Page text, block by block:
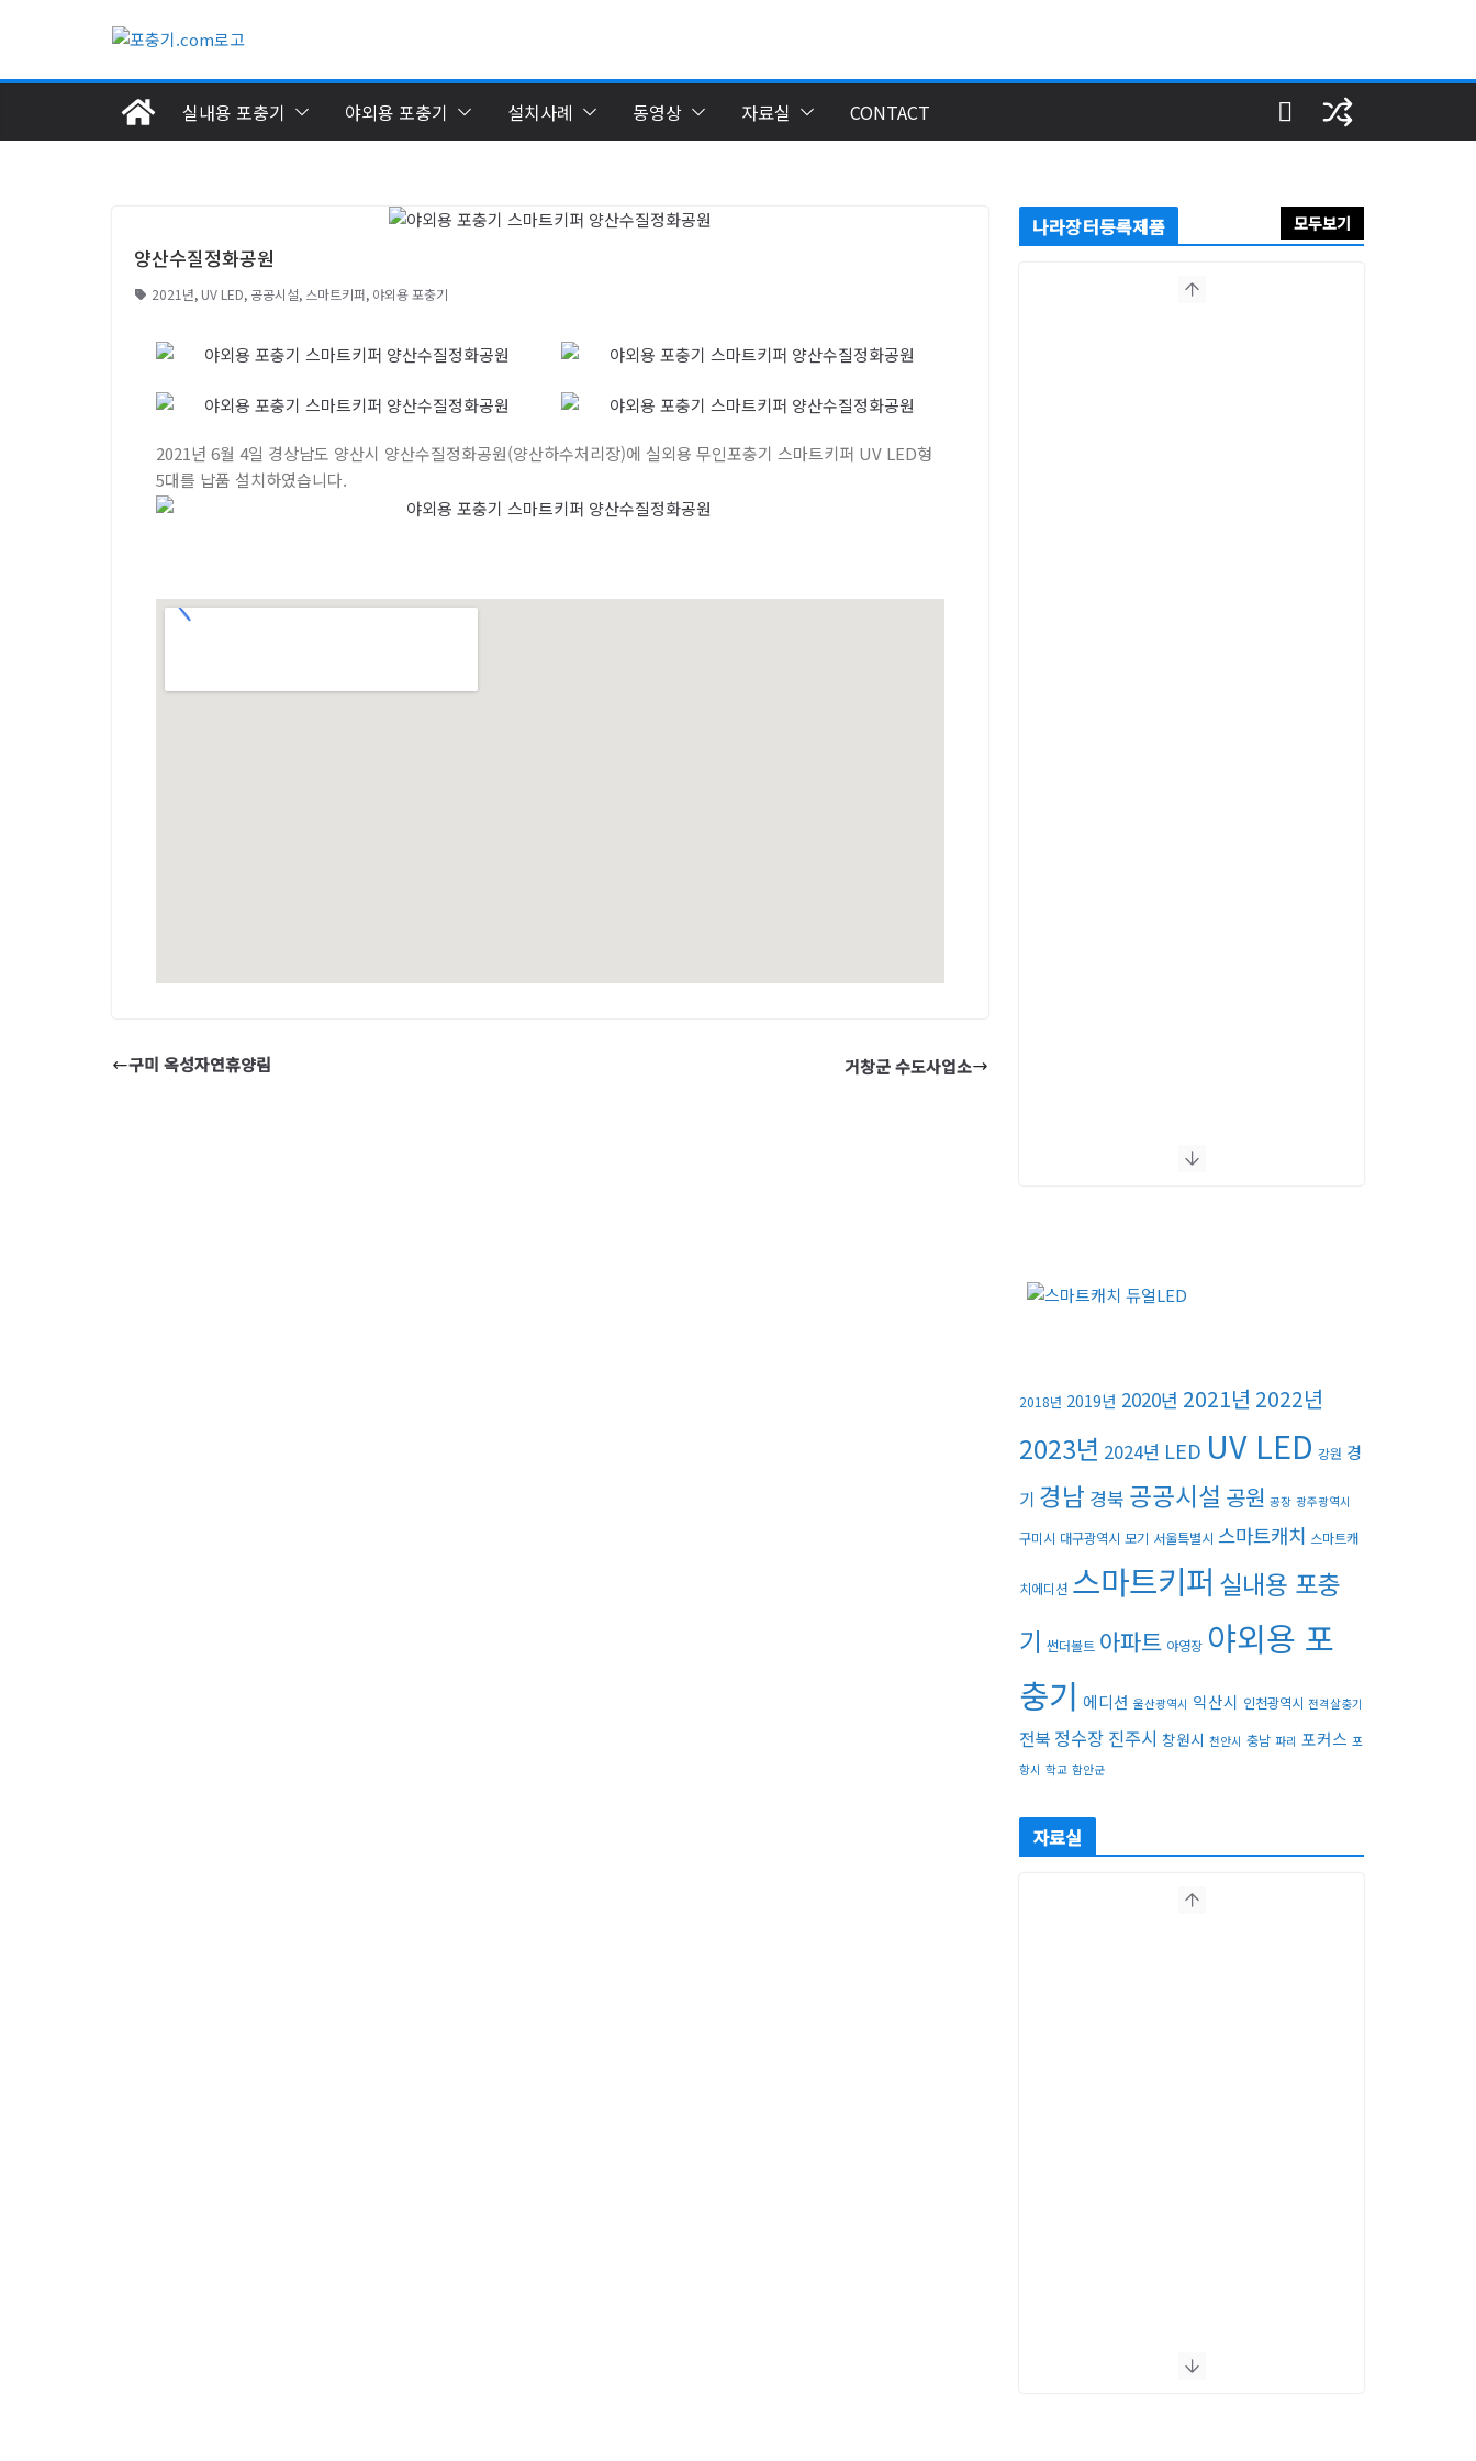
실내용 포충기 야외용 포충기 설치사례 동영상 자료실 CONTACT
양산수질정화공원
2021년, UV LED, 공공시설, 스마트키퍼, 야외용 포충기
2021년 6월 4일 경상남도 양산시 양산수질정화공원(양산하수처리장)에 실외용 무인포충기 스마트키퍼 UV LED형
5대를 납품 설치하였습니다.
구미 옥성자연휴양림 거창군 수도사업소
나라장터등록제품 모두보기
2018년 2019년 2020년 2021년 2022년
2023년 2024년 LED UV LED 강원 경
기 경남 경북 공공시설 공원 공장 광주광역시
구미시 대구광역시 모기 서울특별시 스마트캐치 스마트캐
치에디션 스마트키퍼 실내용 포충
기 썬더볼트 아파트 야영장 야외용 포
충기 에디션 울산광역시 익산시 인천광역시 전격살충기
전북 정수장 진주시 창원시 천안시 충남 파리 포커스 포
항시 학교 함안군
자료실